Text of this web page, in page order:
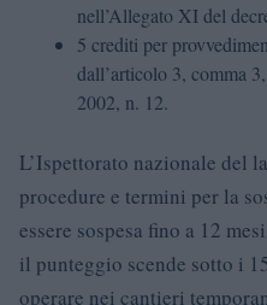
nell’Allegato XI del
5 crediti per
dall’articolo 3, comma
2002, n. 12.
L’Ispettorato nazionale del
procedure e termini per la
essere sospesa fino a 12
il punteggio scende sotto i
operare nei cantieri